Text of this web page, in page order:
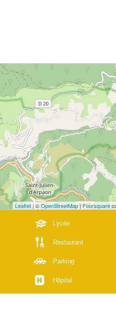
Leaflet| ©OpenStreetMap|Foursquare
Lycée
Restaurant
Parking
Hôpital